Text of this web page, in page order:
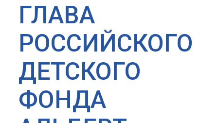
ГЛАВА
РОССИЙСКОГО
ДЕТСКОГО
ФОНДА